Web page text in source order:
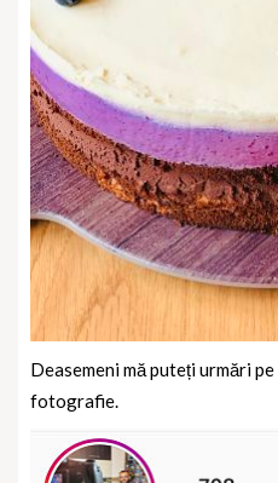
Deasemeni mă puteți urmări pe
fotografie.